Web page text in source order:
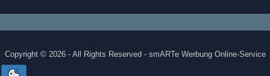
Copyright © 2026 - All Rights Reserved - smARTe Werbung Online-Service